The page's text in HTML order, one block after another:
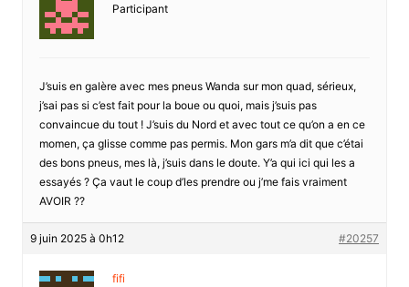
Participant
J’suis en galère avec mes pneus Wanda sur mon quad, sérieux,
j’sai pas si c’est fait pour la boue ou quoi, mais j’suis pas
convaincue du tout ! J’suis du Nord et avec tout ce qu’on a en ce
momen, ça glisse comme pas permis. Mon gars m’a dit que c’étai
des bons pneus, mes là, j’suis dans le doute. Y’a qui ici qui les a
essayés ? Ça vaut le coup d’les prendre ou j’me fais vraiment
AVOIR ??
9 juin 2025 à 0h12 #20257
fifi